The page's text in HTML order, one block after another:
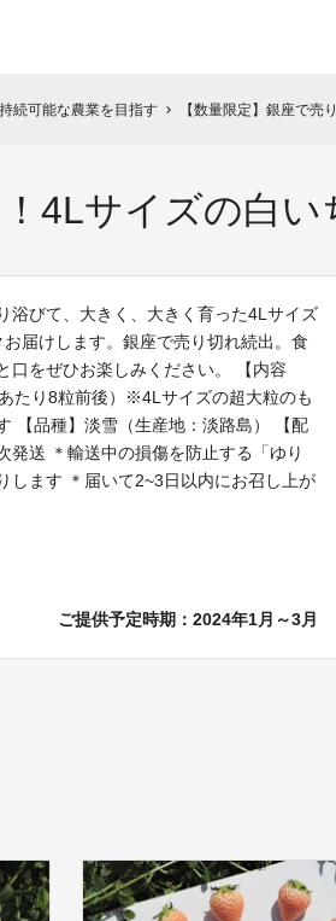
続可能な農業を目指す chevron_right 【数量限定】銀座で売
4Lサイズの白
浴びて、大きく、大きく育った4Lサイズ
届けします。銀座で売り切れ続出。食
口をぜひお楽しみください。 【内容
たり8粒前後）※4Lサイズの超大粒のも
【品種】淡雪（生産地：淡路島） 【配
発送 ＊輸送中の損傷を防止する「ゆり
します ＊届いて2~3日以内にお召し上が
ご提供予定時期：2024年1月～3月